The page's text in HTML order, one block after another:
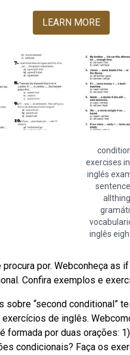
LEARN MORE
exercises
inglés
inglês
por. Webconheça as
Confira exemplos e
“second conditional”
de inglês.
por duas orações:
condicionais? Faça os